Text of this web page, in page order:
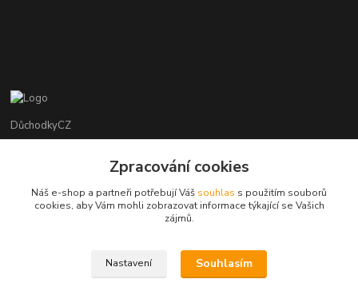
DůchodkyCZ
+420 412384749
objednavky@duchodky.cz
Zpracování cookies
Náš e-shop a partneři potřebují Váš souhlas s použitím souborů
cookies, aby Vám mohli zobrazovat informace týkající se Vašich
zájmů.
Nastavení Souhlasím